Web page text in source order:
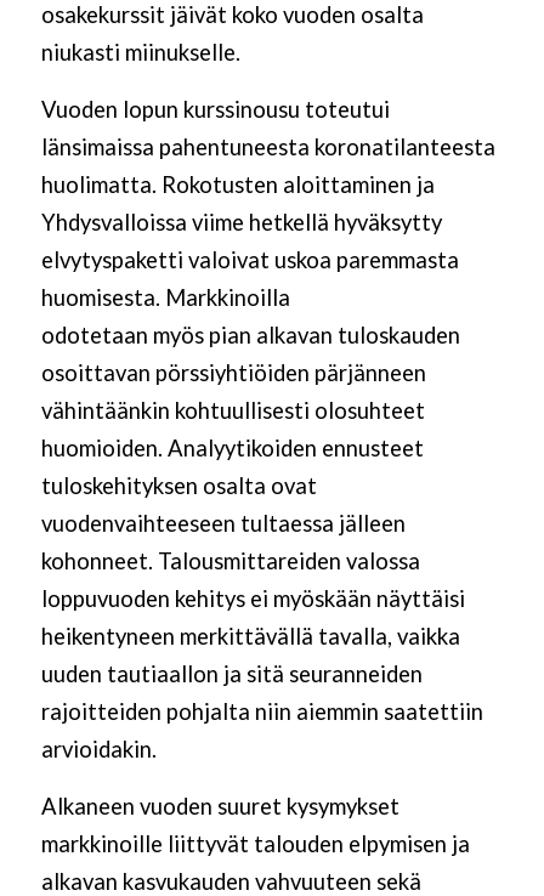
osakekurssit jäivät koko vuoden osalta
niukasti miinukselle.
Vuoden lopun kurssinousu toteutui
länsimaissa pahentuneesta koronatilanteesta
huolimatta. Rokotusten aloittaminen ja
Yhdysvalloissa viime hetkellä hyväksytty
elvytyspaketti valoivat uskoa paremmasta
huomisesta. Markkinoilla
odotetaan myös pian alkavan tuloskauden
osoittavan pörssiyhtiöiden pärjänneen
vähintäänkin kohtuullisesti olosuhteet
huomioiden. Analyytikoiden ennusteet
tuloskehityksen osalta ovat
vuodenvaihteeseen tultaessa jälleen
kohonneet. Talousmittareiden valossa
loppuvuoden kehitys ei myöskään näyttäisi
heikentyneen merkittävällä tavalla, vaikka
uuden tautiaallon ja sitä seuranneiden
rajoitteiden pohjalta niin aiemmin saatettiin
arvioidakin.
Alkaneen vuoden suuret kysymykset
markkinoille liittyvät talouden elpymisen ja
alkavan kasvukauden vahvuuteen sekä